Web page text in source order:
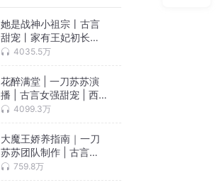
她是战神小祖宗丨古言
甜宠丨家有王妃初长成
作者 | 一刀苏苏VIP免
4035.5万
花醉满堂 | 一刀苏苏演
播 | 古言女强甜宠 | 西
子情原著 | 多人有声剧
4099.3万
大魔王娇养指南｜一刀
苏苏团队制作 | 古言虐
渣爽文｜VIP免费多人有
759.8万